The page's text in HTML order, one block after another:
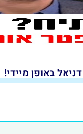
באופן מיידי!